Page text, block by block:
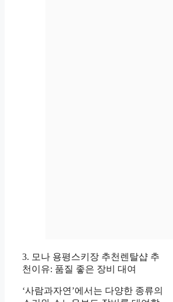
3. 모나 용평스키장 추천렌탈샵 추
천이유: 품질 좋은 장비 대여
‘사람과자연’에서는 다양한 종류의